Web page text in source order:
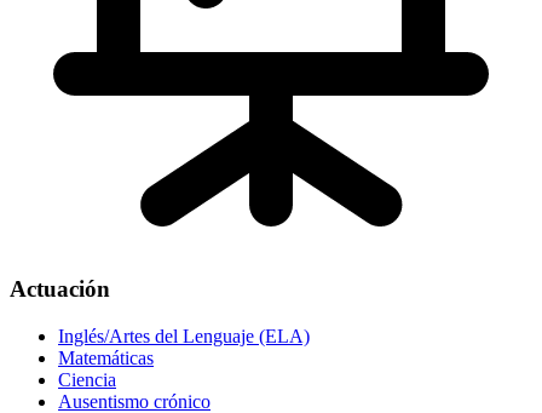
Actuación
Inglés/Artes del Lenguaje (ELA)
Matemáticas
Ciencia
Ausentismo crónico